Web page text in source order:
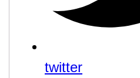
twitter